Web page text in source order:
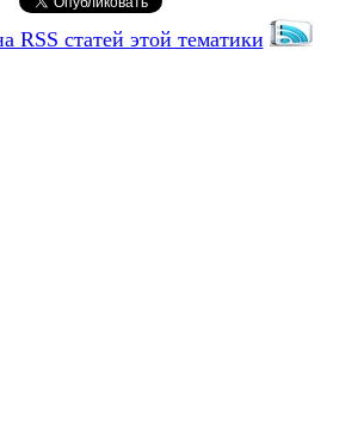
RSS статей этой тематики